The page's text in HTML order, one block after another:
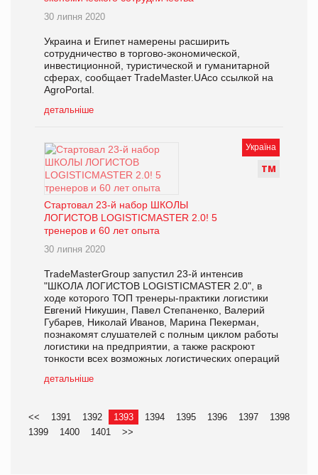
30 липня 2020
Украина и Египет намерены расширить
сотрудничество в торгово-экономической,
инвестиционной, туристической и гуманитарной
сферах, сообщает TradeMaster.UAсо ссылкой на
AgroPortal.
детальніше
Україна
ТМ
Cтартовал 23-й набор ШКОЛЫ
ЛОГИСТОВ LOGISTICMASTER 2.0! 5
тренеров и 60 лет опыта
30 липня 2020
TradeMasterGroup запустил 23-й интенсив
"ШКОЛА ЛОГИСТОВ LOGISTICMASTER 2.0", в
ходе которого ТОП тренеры-практики логистики
Евгений Никушин, Павел Степаненко, Валерий
Губарев, Николай Иванов, Марина Пекерман,
познакомят слушателей с полным циклом работы
логистики на предприятии, а также раскроют
тонкости всех возможных логистических операций
детальніше
<< 1391 1392 1393 1394 1395 1396 1397
1398
1399
1400 1401 >>